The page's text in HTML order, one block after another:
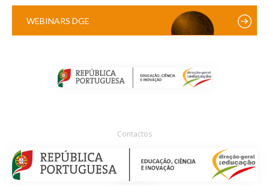
WEBINARS DGE
Contactos